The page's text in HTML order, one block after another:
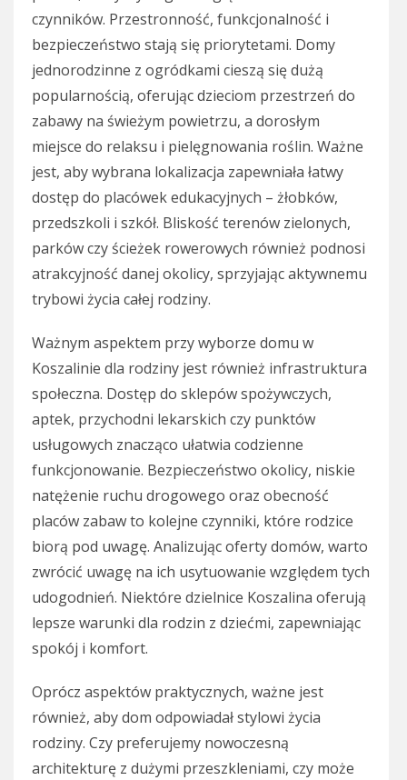
czynników. Przestronność, funkcjonalność i
bezpieczeństwo stają się priorytetami. Domy
jednorodzinne z ogródkami cieszą się dużą
popularnością, oferując dzieciom przestrzeń do
zabawy na świeżym powietrzu, a dorosłym
miejsce do relaksu i pielęgnowania roślin. Ważne
jest, aby wybrana lokalizacja zapewniała łatwy
dostęp do placówek edukacyjnych – żłobków,
przedszkoli i szkół. Bliskość terenów zielonych,
parków czy ścieżek rowerowych również podnosi
atrakcyjność danej okolicy, sprzyjając aktywnemu
trybowi życia całej rodziny.
Ważnym aspektem przy wyborze domu w
Koszalinie dla rodziny jest również infrastruktura
społeczna. Dostęp do sklepów spożywczych,
aptek, przychodni lekarskich czy punktów
usługowych znacząco ułatwia codzienne
funkcjonowanie. Bezpieczeństwo okolicy, niskie
natężenie ruchu drogowego oraz obecność
placów zabaw to kolejne czynniki, które rodzice
biorą pod uwagę. Analizując oferty domów, warto
zwrócić uwagę na ich usytuowanie względem tych
udogodnień. Niektóre dzielnice Koszalina oferują
lepsze warunki dla rodzin z dziećmi, zapewniając
spokój i komfort.
Oprócz aspektów praktycznych, ważne jest
również, aby dom odpowiadał stylowi życia
rodziny. Czy preferujemy nowoczesną
architekturę z dużymi przeszkleniami, czy może